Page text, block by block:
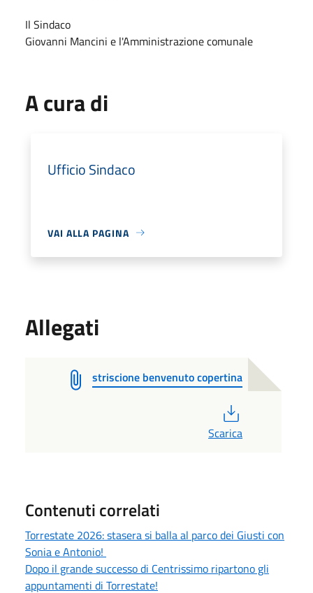
Il Sindaco
Giovanni Mancini e l'Amministrazione comunale
A cura di
Ufficio Sindaco
VAI ALLA PAGINA
Allegati
striscione benvenuto copertina
Scarica
Contenuti correlati
Torrestate 2026: stasera si balla al parco dei Giusti con
Sonia e Antonio!
Dopo il grande successo di Centrissimo ripartono gli
appuntamenti di Torrestate!